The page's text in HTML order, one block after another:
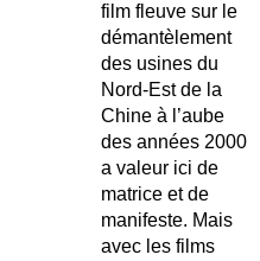
film fleuve sur le
démantèlement
des usines du
Nord-Est de la
Chine à l’aube
des années 2000
a valeur ici de
matrice et de
manifeste. Mais
avec les films